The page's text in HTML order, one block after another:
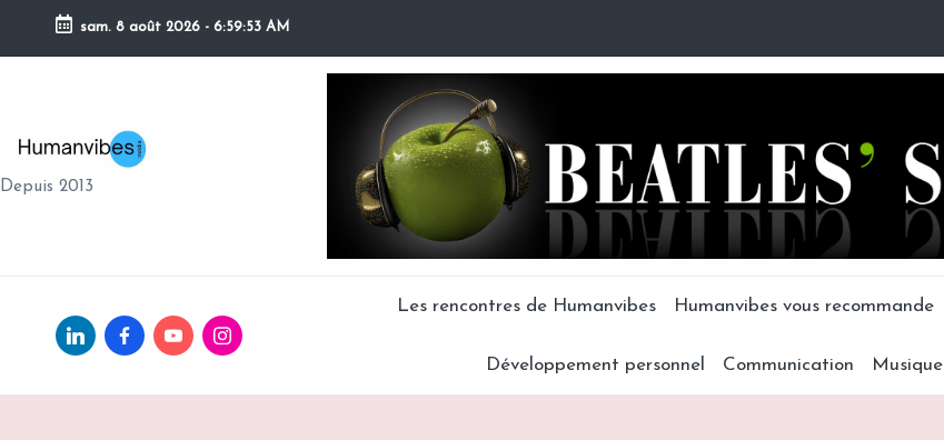
Skip
sam. 8 août 2026 - 6:59:54 AM
H
U
V
Depuis 2013
Linkedin.comfacebook.com
Youtube.comInstagram.com
Les rencontres de Humanvibes Humanvibes vous recommande
Développement personnel Communication Musique